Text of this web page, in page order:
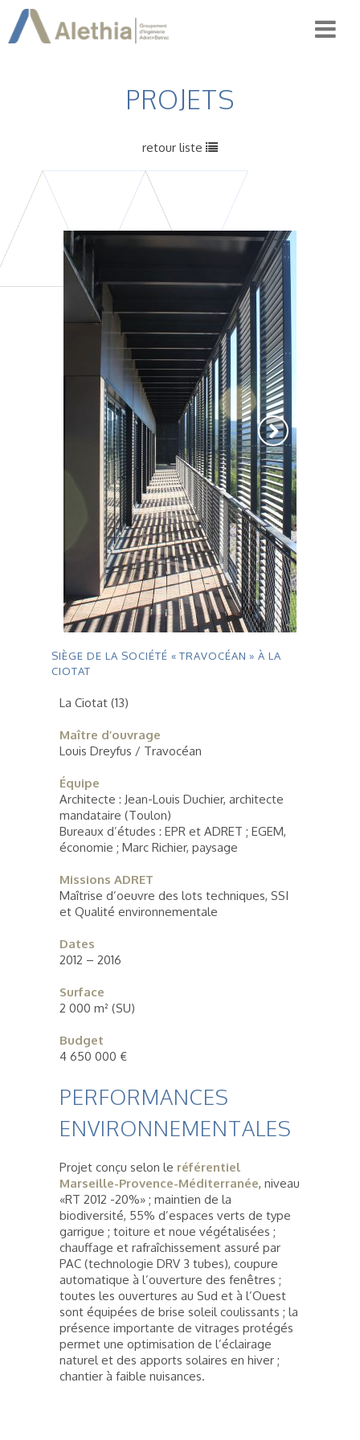
PROJETS
retour liste
SIÈGE DE LA SOCIÉTÉ « TRAVOCÉAN » À LA
CIOTAT
La Ciotat (13)
Maître d’ouvrage
Louis Dreyfus / Travocéan
Équipe
Architecte : Jean-Louis Duchier, architecte
mandataire (Toulon)
Bureaux d’études : EPR et ADRET ; EGEM,
économie ; Marc Richier, paysage
Missions ADRET
Maîtrise d’oeuvre des lots techniques, SSI
et Qualité environnementale
Dates
2012 – 2016
Surface
2 000 m² (SU)
Budget
4 650 000 €
PERFORMANCES
ENVIRONNEMENTALES
Projet conçu selon le référentiel
Marseille-Provence-Méditerranée, niveau
«RT 2012 -20%» ; maintien de la
biodiversité, 55% d’espaces verts de type
garrigue ; toiture et noue végétalisées ;
chauffage et rafraîchissement assuré par
PAC (technologie DRV 3 tubes), coupure
automatique à l’ouverture des fenêtres ;
toutes les ouvertures au Sud et à l’Ouest
sont équipées de brise soleil coulissants ; la
présence importante de vitrages protégés
permet une optimisation de l’éclairage
naturel et des apports solaires en hiver ;
chantier à faible nuisances.